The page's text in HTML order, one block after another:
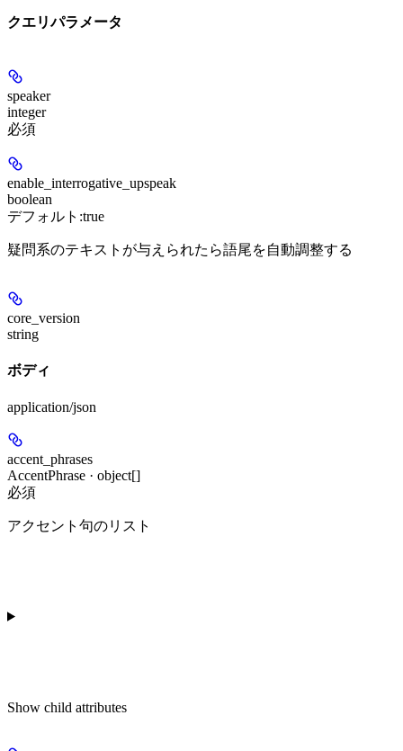
クエリパラメータ
speaker
integer
必須
enable_interrogative_upspeak
boolean
デフォルト:true
疑問系のテキストが与えられたら語尾を自動調整する
core_version
string
ボディ
application/json
accent_phrases
AccentPhrase · object[]
必須
アクセント句のリスト
Show child attributes